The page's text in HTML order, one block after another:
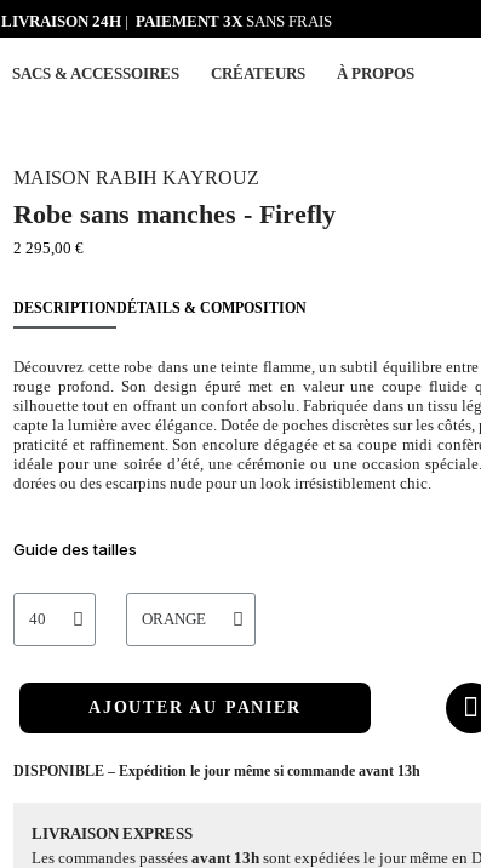
LIVRAISON 24H | PAIEMENT 3XSANS FRAIS
SACS & ACCESSOIRES CRÉATEURS À PROPOS
Robe sans manches - Firefly
MAISON RABIH KAYROUZ
2 295,00 €
DESCRIPTIONDÉTAILS & COMPOSITION
Découvrez cette robe dans une teinte flamme, un subtil équilibre
rouge profond. Son design épuré met en valeur une coupe fluide
silhouette tout en offrant un confort absolu. Fabriquée dans un tissu
capte la lumière avec élégance. Dotée de poches discrètes sur les
praticité et raffinement. Son encolure dégagée et sa coupe midi
idéale pour une soirée d’été, une cérémonie ou une occasion
dorées ou des escarpins nude pour un look irrésistiblement chic.
Guide des tailles
AJOUTER AU PANIER
DISPONIBLE – Expédition le jour même si commande avant 13h
LIVRAISON EXPRESS
Les commandes passées avant 13h sont expédiées le jour même en